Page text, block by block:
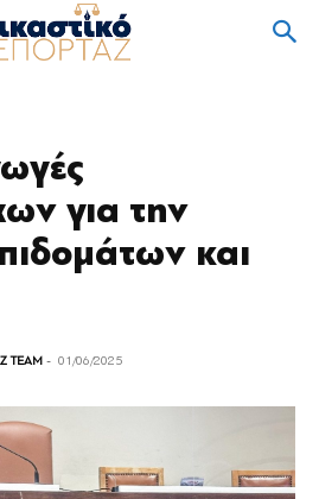
για την
και
TEAM - 01/06/2025